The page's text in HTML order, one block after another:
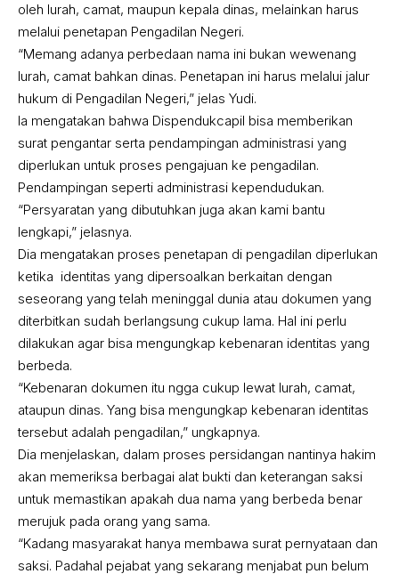
oleh lurah, camat, maupun kepala dinas, melainkan harus
melalui penetapan Pengadilan Negeri.
“Memang adanya perbedaan nama ini bukan wewenang
lurah, camat bahkan dinas. Penetapan ini harus melalui jalur
hukum di Pengadilan Negeri,” jelas Yudi.
Ia mengatakan bahwa Dispendukcapil bisa memberikan
surat pengantar serta pendampingan administrasi yang
diperlukan untuk proses pengajuan ke pengadilan.
Pendampingan seperti administrasi kependudukan.
“Persyaratan yang dibutuhkan juga akan kami bantu
lengkapi,” jelasnya.
Dia mengatakan proses penetapan di pengadilan diperlukan
ketika identitas yang dipersoalkan berkaitan dengan
seseorang yang telah meninggal dunia atau dokumen yang
diterbitkan sudah berlangsung cukup lama. Hal ini perlu
dilakukan agar bisa mengungkap kebenaran identitas yang
berbeda.
“Kebenaran dokumen itu ngga cukup lewat lurah, camat,
ataupun dinas. Yang bisa mengungkap kebenaran identitas
tersebut adalah pengadilan,” ungkapnya.
Dia menjelaskan, dalam proses persidangan nantinya hakim
akan memeriksa berbagai alat bukti dan keterangan saksi
untuk memastikan apakah dua nama yang berbeda benar
merujuk pada orang yang sama.
“Kadang masyarakat hanya membawa surat pernyataan dan
saksi. Padahal pejabat yang sekarang menjabat pun belum